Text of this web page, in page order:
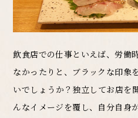
飲食店での仕事といえば、労働
なかったりと、 ブラックな印象
いでしょうか？ 独立してお店を
んなイメージを覆し、 自分自身